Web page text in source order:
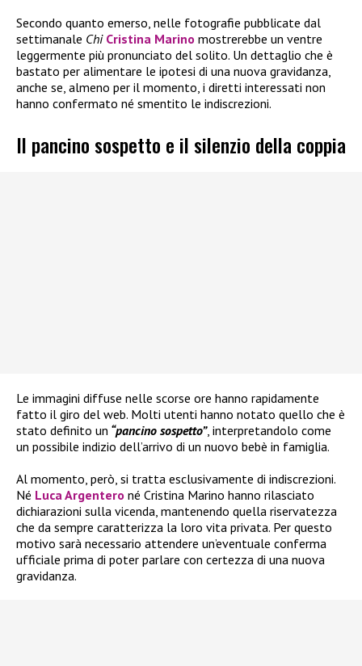
Secondo quanto emerso, nelle fotografie pubblicate dal
settimanale Chi Cristina Marino mostrerebbe un ventre
leggermente più pronunciato del solito. Un dettaglio che è
bastato per alimentare le ipotesi di una nuova gravidanza,
anche se, almeno per il momento, i diretti interessati non
hanno confermato né smentito le indiscrezioni.
Il pancino sospetto e il silenzio della coppia
Le immagini diffuse nelle scorse ore hanno rapidamente
fatto il giro del web. Molti utenti hanno notato quello che è
stato definito un “pancino sospetto”, interpretandolo come
un possibile indizio dell’arrivo di un nuovo bebè in famiglia.
Al momento, però, si tratta esclusivamente di indiscrezioni.
Né Luca Argentero né Cristina Marino hanno rilasciato
dichiarazioni sulla vicenda, mantenendo quella riservatezza
che da sempre caratterizza la loro vita privata. Per questo
motivo sarà necessario attendere un’eventuale conferma
ufficiale prima di poter parlare con certezza di una nuova
gravidanza.